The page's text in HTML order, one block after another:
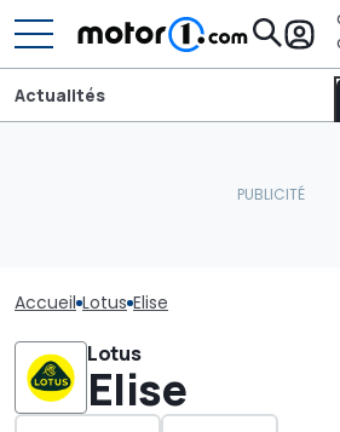
Actualités
Accueil Lotus Elise
Lotus
Elise